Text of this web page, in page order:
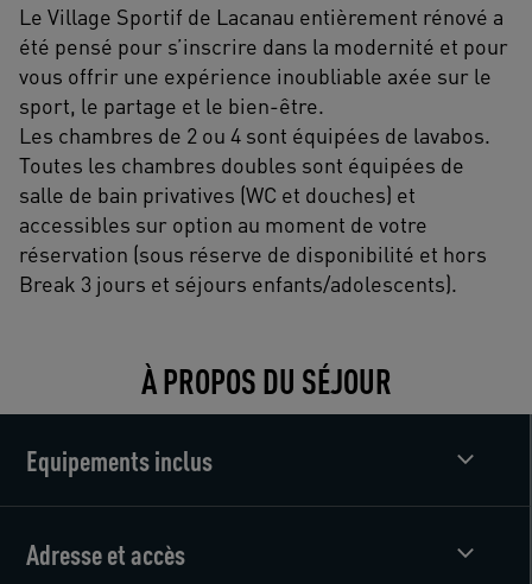
Le Village Sportif de Lacanau entièrement rénové a
été pensé pour s’inscrire dans la modernité et pour
vous offrir une expérience inoubliable axée sur le
sport, le partage et le bien-être.
Les chambres de 2 ou 4 sont équipées de lavabos.
Toutes les chambres doubles sont équipées de
salle de bain privatives (WC et douches) et
accessibles sur option au moment de votre
réservation (sous réserve de disponibilité et hors
Break 3 jours et séjours enfants/adolescents).
À PROPOS DU SÉJOUR
Equipements inclus
Adresse et accès